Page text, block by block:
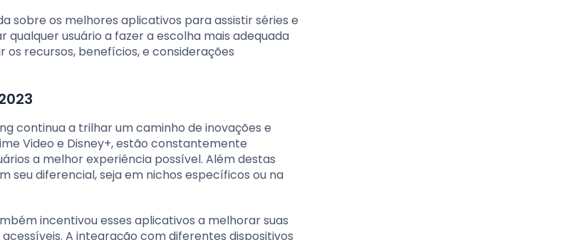
sobre os melhores aplicativos para assistir séries e
usuário a fazer a escolha mais adequada
recursos, benefícios, e considerações
continua a trilhar um caminho de inovações e
Video e Disney+, estão constantemente
a melhor experiência possível. Além destas
seu diferencial, seja em nichos específicos ou na
incentivou esses aplicativos a melhorar suas
A integração com diferentes dispositivos